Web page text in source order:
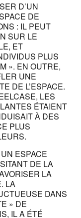
D’UN
DE
: IL PEUT
SUR LE
ET
PLUS
». EN OUTRE,
UNE
DE L’ESPACE.
LES
ÉTAIENT
À DES
PLUS
ESPACE
DE LA
LA
LA
DANS
» DE
IL A ÉTÉ